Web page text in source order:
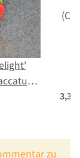
3,31
zu